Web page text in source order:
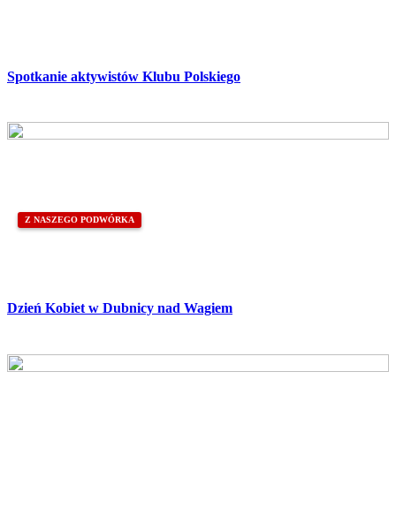
Spotkanie aktywistów Klubu Polskiego
Z NASZEGO PODWÓRKA
Dzień Kobiet w Dubnicy nad Wagiem